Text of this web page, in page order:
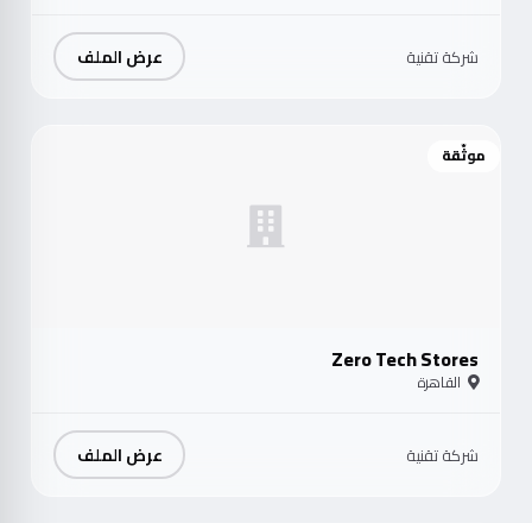
شركة تقنية عرض الملف
موثّقة
Zero Tech Stores
القاهرة
شركة تقنية عرض الملف